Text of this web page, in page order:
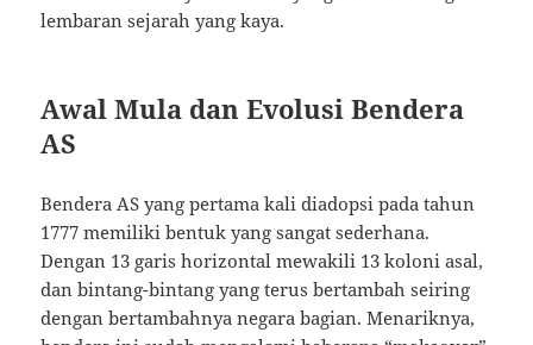
lembaran sejarah yang kaya.
Awal Mula dan Evolusi Bendera
AS
Bendera AS yang pertama kali diadopsi pada tahun
1777 memiliki bentuk yang sangat sederhana.
Dengan 13 garis horizontal mewakili 13 koloni asal,
dan bintang-bintang yang terus bertambah seiring
dengan bertambahnya negara bagian. Menariknya,